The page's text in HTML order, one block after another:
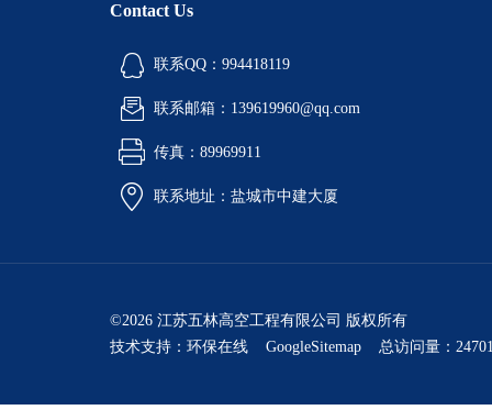
Contact Us
联系QQ：994418119
联系邮箱：139619960@qq.com
传真：89969911
联系地址：盐城市中建大厦
©2026 江苏五林高空工程有限公司 版权所有
技术支持： 环保在线 GoogleSitemap 总访问量：